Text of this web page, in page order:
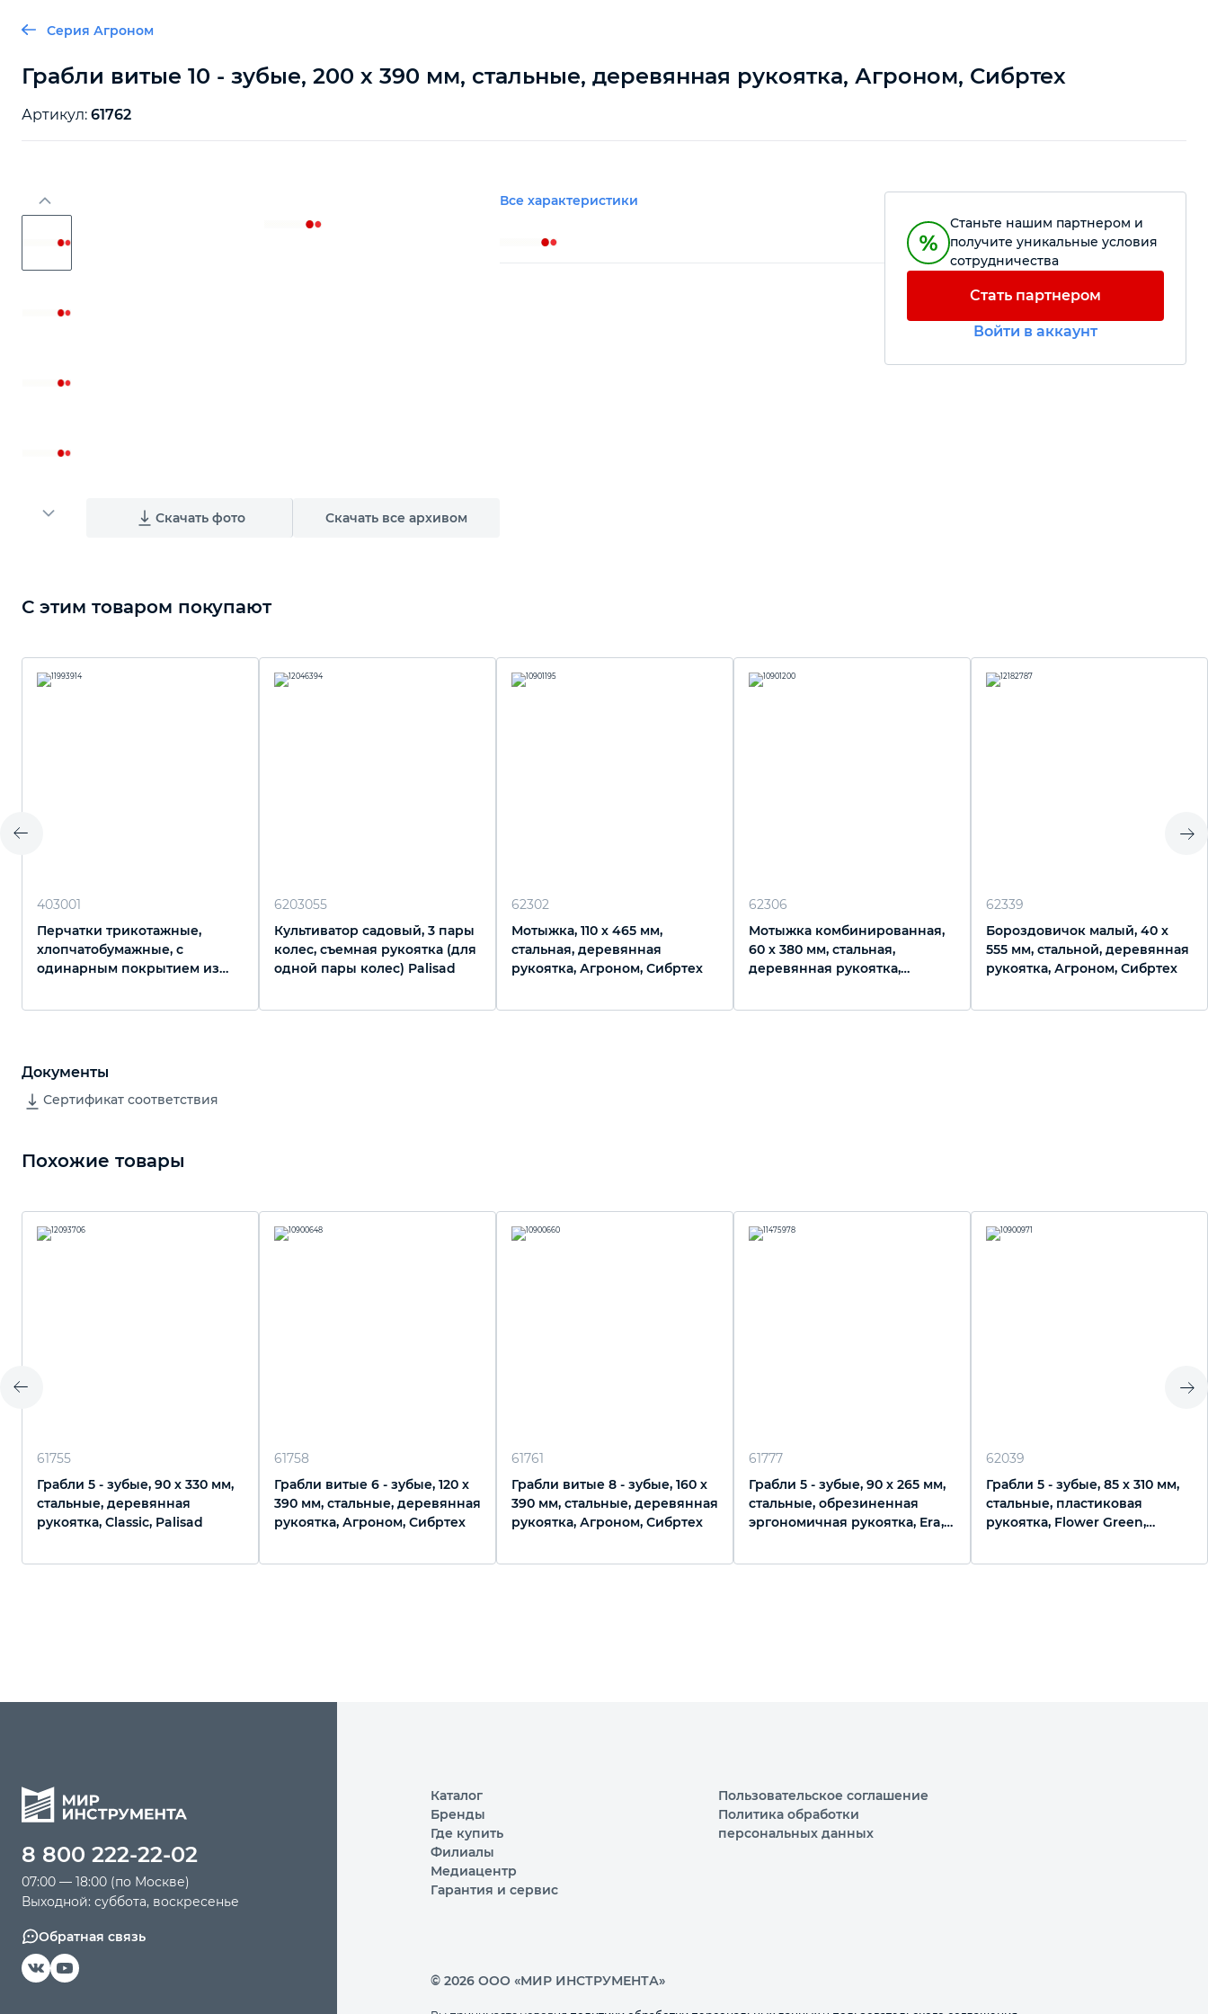
Серия Агроном
Грабли витые 10 - зубые, 200 х 390 мм, стальные, деревянная рукоятка, Агроном, Сибртех
Артикул: 61762
Скачать фото Скачать все архивом
Все характеристики
Станьте нашим партнером и
получите уникальные условия
сотрудничества
Стать партнером
Войти в аккаунт
С этим товаром покупают
403001
Перчатки трикотажные,
хлопчатобумажные, с
одинарным покрытием из
6203055
Культиватор садовый, 3 пары
колес, съемная рукоятка (для
одной пары колес) Palisad
62302
Мотыжка, 110 х 465 мм,
стальная, деревянная
рукоятка, Агроном, Сибртех
62306
Мотыжка комбинированная,
60 х 380 мм, стальная,
деревянная рукоятка,
62339
Бороздовичок малый, 40 х
555 мм, стальной, деревянная
рукоятка, Агроном, Сибртех
Документы
Сертификат соответствия
Похожие товары
61755
Грабли 5 - зубые, 90 х 330 мм,
стальные, деревянная
рукоятка, Classic, Palisad
61758
Грабли витые 6 - зубые, 120 х
390 мм, стальные, деревянная
рукоятка, Агроном, Сибртех
61761
Грабли витые 8 - зубые, 160 х
390 мм, стальные, деревянная
рукоятка, Агроном, Сибртех
61777
Грабли 5 - зубые, 90 х 265 мм,
стальные, обрезиненная
эргономичная рукоятка, Era,
62039
Грабли 5 - зубые, 85 х 310 мм,
стальные, пластиковая
рукоятка, Flower Green,
8 800 222-22-02
07:00 — 18:00 (по Москве)
Выходной: суббота, воскресенье
Обратная связь
Каталог
Бренды
Где купить
Филиалы
Медиацентр
Гарантия и сервис
Пользовательское соглашение
Политика обработки
персональных данных
© 2026 ООО «МИР ИНСТРУМЕНТА»